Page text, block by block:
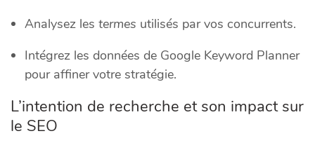
Analysez les termes utilisés par vos concurrents.
Intégrez les données de Google Keyword Planner
pour affiner votre stratégie.
L’intention de recherche et son impact sur
le SEO